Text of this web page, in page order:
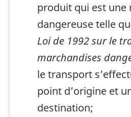
produit qui est une
dangereuse telle
Loi de 1992 sur le
marchandises
le transport
point d’origine et
destination;